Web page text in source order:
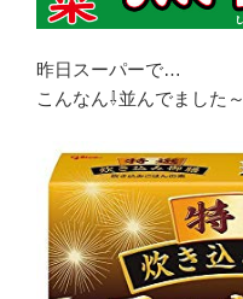
昨日スーパーで…
こんなん⇩並んでました～